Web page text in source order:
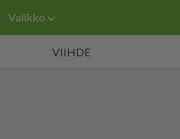
Valikko
VIIHDE